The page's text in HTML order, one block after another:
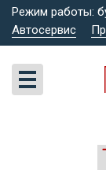
Режим работы:
Автосервис